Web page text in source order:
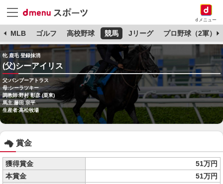
dメニュー
MLB ゴルフ 高校野球 競馬 Jリーグ プロ野球（2軍）
牝 鹿毛 登録抹消
(父)シーアイリス
父:バンブーアトラス
母:シーラツキー
調教師:野村 彰彦 (栗東)
馬主:藤田 宗平
生産者:高松牧場
賞金
獲得賞金
51万円
本賞金
51万円